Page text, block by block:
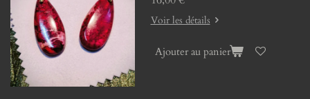
Voir les détails
Ajouter au panier